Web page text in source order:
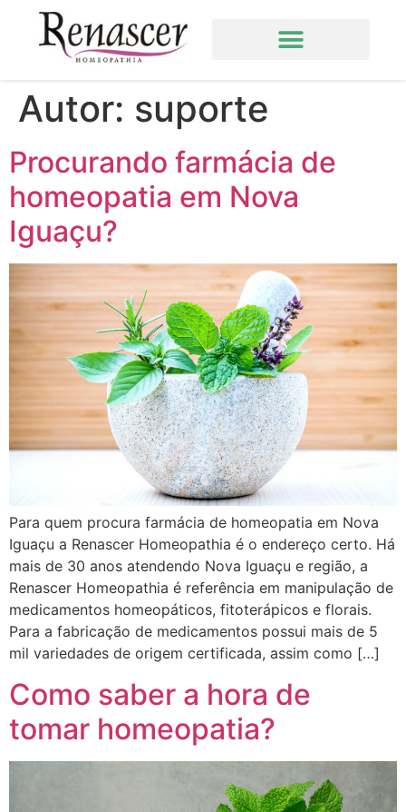
Autor: suporte
Procurando farmácia de
homeopatia em Nova
Iguaçu?
Para quem procura farmácia de homeopatia em Nova
Iguaçu a Renascer Homeopathia é o endereço certo. Há
mais de 30 anos atendendo Nova Iguaçu e região, a
Renascer Homeopathia é referência em manipulação de
medicamentos homeopáticos, fitoterápicos e florais.
Para a fabricação de medicamentos possui mais de 5
mil variedades de origem certificada, assim como […]
Como saber a hora de
tomar homeopatia?